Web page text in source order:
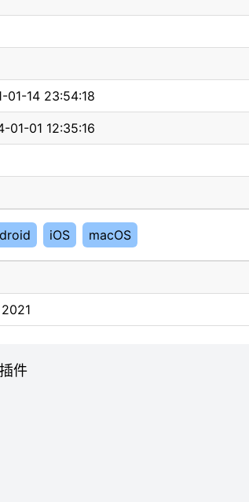
01-14 23:54:18
01-01 12:35:16
iOS macOS
件